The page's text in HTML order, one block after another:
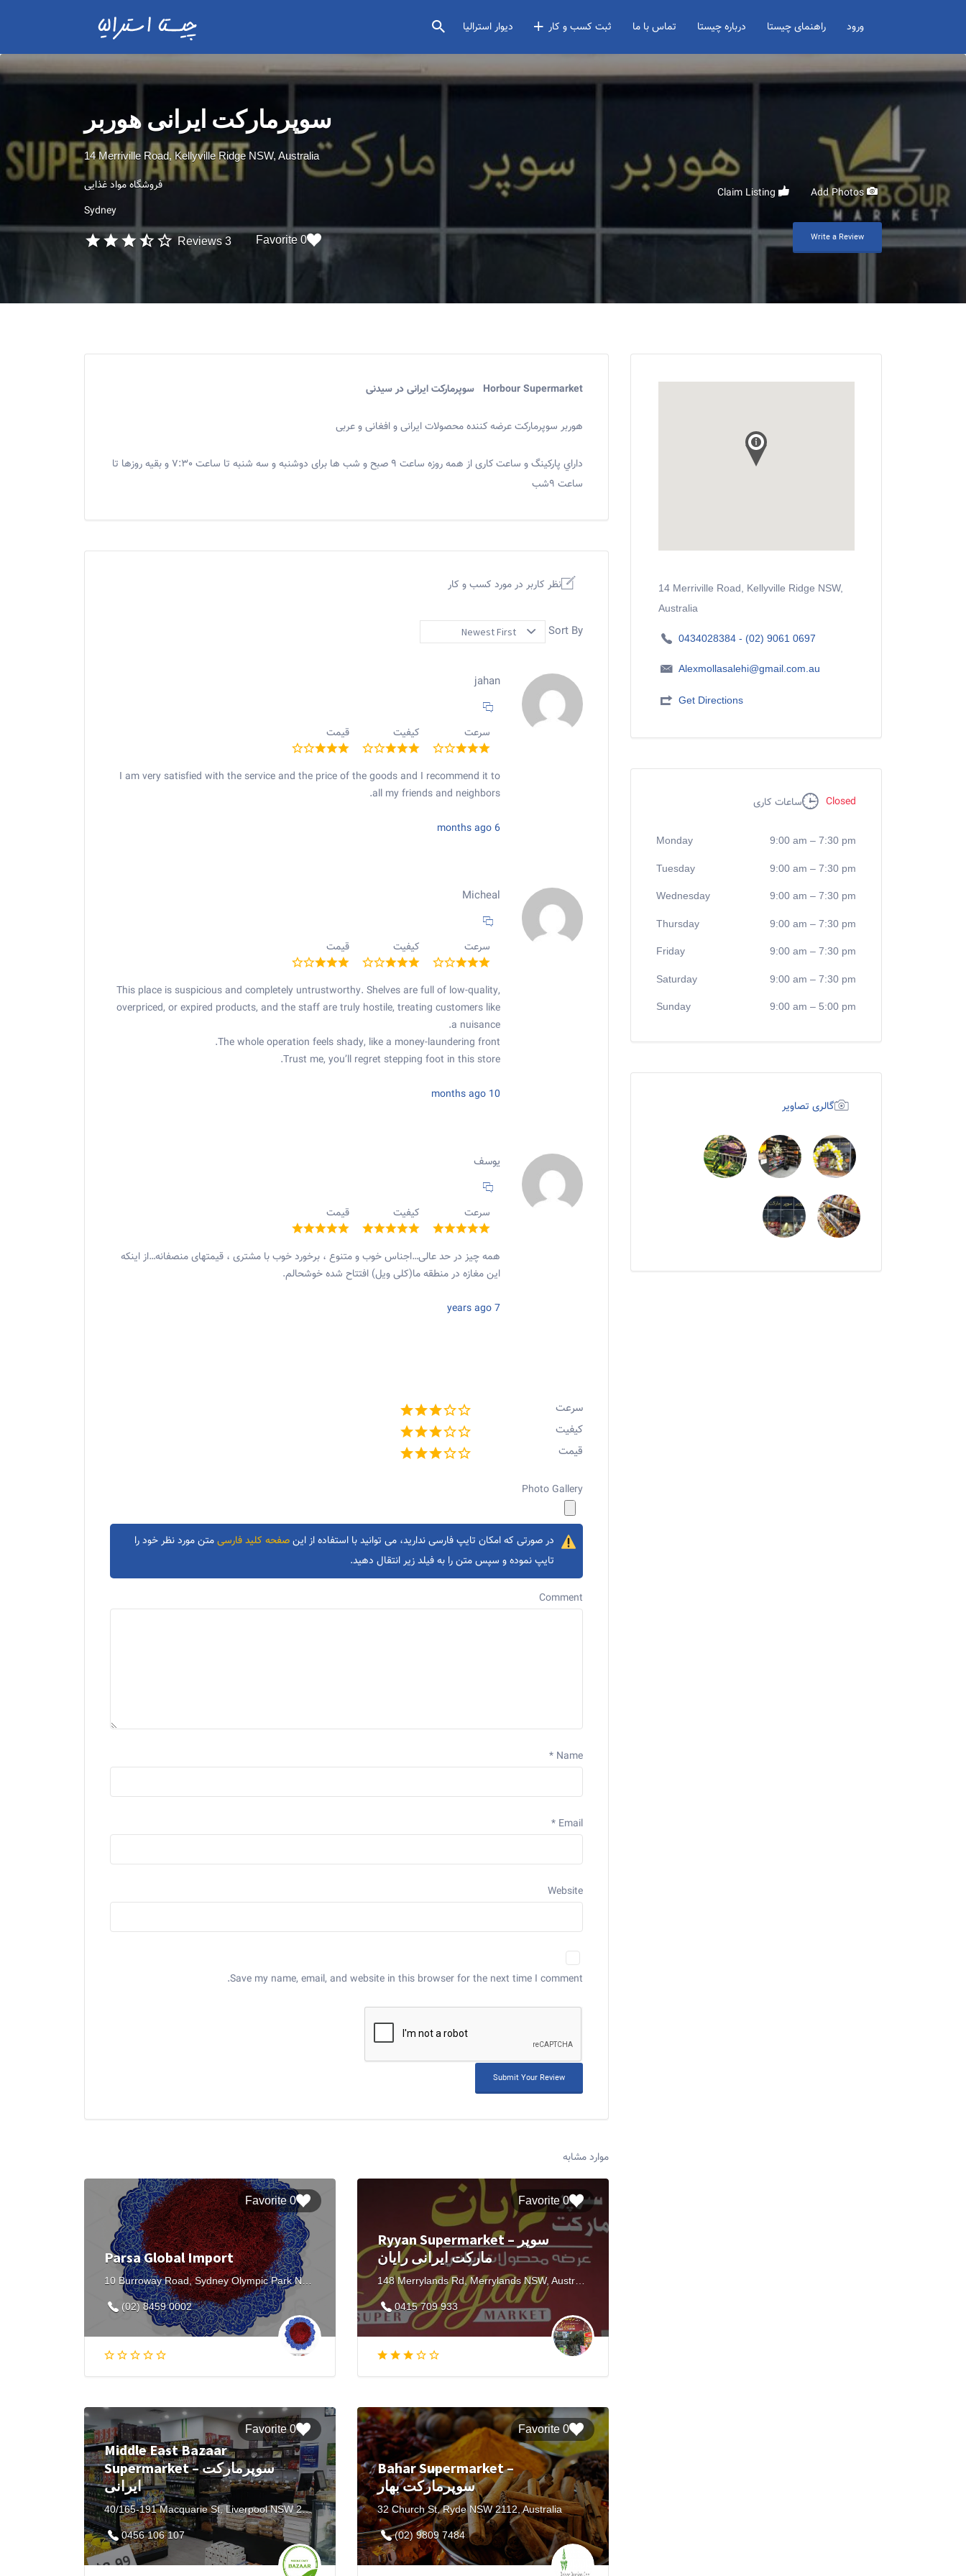
دیوار استرالیا ثبت کسب و کار تماس با ما درباره چیستا راهنمای چیستا ورود
سوپرماركت ایرانی هوربر
14 Merriville Road, Kellyville Ridge NSW, Australia
فروشگاه مواد غذایی
Sydney
3 Reviews 0 Favorite
Add Photos
Write a Review
14 Merriville Road, Kellyville Ridge NSW,
Australia
0434028384 - (02) 9061 0697
Alexmollasalehi@gmail.com.au
Get Directions
ساعات کاری Closed
Monday 9:00 am – 7:30 pm
Tuesday 9:00 am – 7:30 pm
Wednesday 9:00 am – 7:30 pm
Thursday 9:00 am – 7:30 pm
Friday 9:00 am – 7:30 pm
Saturday 9:00 am – 7:30 pm
Sunday 9:00 am – 5:00 pm
گالری تصاویر
Horbour Supermarket سوپرماركت ایرانی در سیدنی
هوربر سوپرماركت عرضه كننده محصولات ايرانی و افغانی و عربی
داراي پاركينگ و ساعت كاری از همه روزه ساعت ٩ صبح و شب ها برای دوشنبه و سه شنبه تا ساعت ٧:٣٠ و بقيه روزها تا
ساعت ٩شب
نظر کاربر در مورد کسب و کار
Sort By
jahan
سرعت کیفیت قیمت
I am very satisfied with the service and the price of the goods and I recommend it to
all my friends and neighbors.
6 months ago
Micheal
سرعت کیفیت قیمت
This place is suspicious and completely untrustworthy. Shelves are full of low-quality,
overpriced, or expired products, and the staff are truly hostile, treating customers like
a nuisance.
The whole operation feels shady, like a money-laundering front.
Trust me, you’ll regret stepping foot in this store.
10 months ago
یوسف
سرعت کیفیت قیمت
همه چیز در حد عالی…اجناس خوب و متنوع ، برخورد خوب با مشتری ، قیمتهای منصفانه…از اینکه
این مغازه در منطقه ما(کلی ویل) افتتاح شده خوشحالم.
7 years ago
سرعت
کیفیت
قیمت
Photo Gallery
در صورتی که امکان تایپ فارسی ندارید، می توانید با استفاده از اینصفحه کلید فارسیمتن مورد نظر خود را
تایپ نموده و سپس متن را به فیلد زیر انتقال دهید.
Comment
Name
*
Email
*
Website
Save my name, email, and website in this browser for the next time I comment.
موارد مشابه
0 Favorite
Parsa Global Import
10 Burroway Road, Sydney Olympic Park NSW, Australia
(02) 8459 0002
0 Favorite
Ryyan Supermarket – سوپر
مارکت ایرانی رایان
0415 709 933
0 Favorite
Middle East Bazaar
Supermarket – سوپرمارکت
ایرانی
40/165-191 Macquarie St, Liverpool NSW 2170, Australia
0456 106 107
0 Favorite
Bahar Supermarket –
سوپرمارکت بهار
32 Church St, Ryde NSW 2112, Australia
(02) 9809 7484